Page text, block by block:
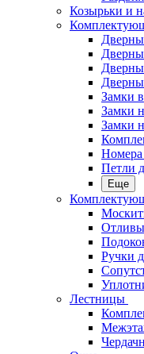
Козырьки и
Замки
Замки
Замки
Номера
Петли
Еще
Отливы
Ручки
Лестницы